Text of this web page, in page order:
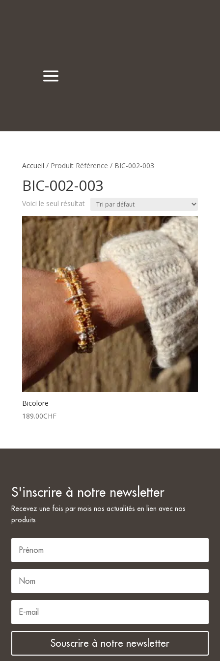
a
Accueil / Produit Référence / BIC-002-003
BIC-002-003
Voici le seul résultat
Bicolore
189.00CHF
S'inscrire à notre newsletter
Recevez une fois par mois nos actualités en lien avec nos
produits
Souscrire à notre newsletter